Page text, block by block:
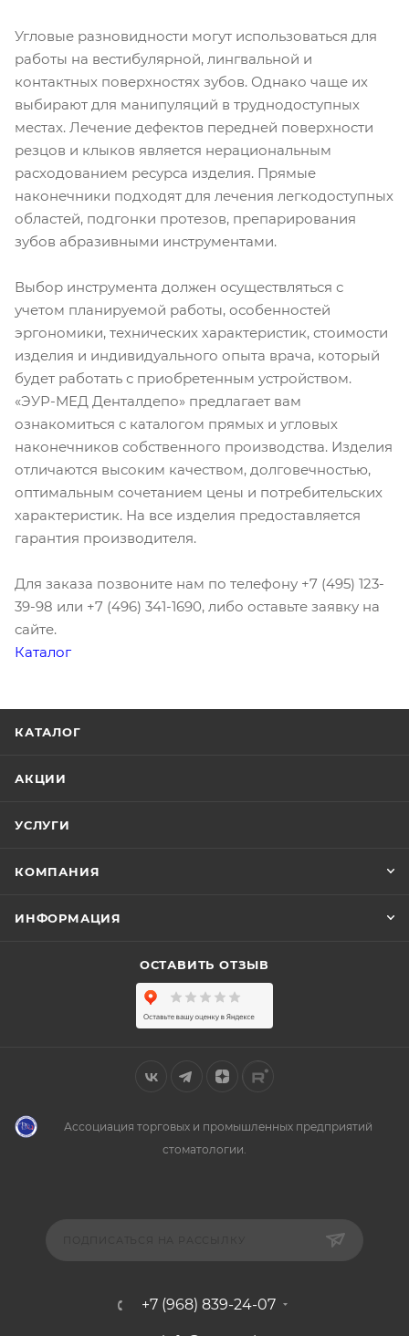
Угловые разновидности могут использоваться для
работы на вестибулярной, лингвальной и
контактных поверхностях зубов. Однако чаще их
выбирают для манипуляций в труднодоступных
местах. Лечение дефектов передней поверхности
резцов и клыков является нерациональным
расходованием ресурса изделия. Прямые
наконечники подходят для лечения легкодоступных
областей, подгонки протезов, препарирования
зубов абразивными инструментами.
Выбор инструмента должен осуществляться с
учетом планируемой работы, особенностей
эргономики, технических характеристик, стоимости
изделия и индивидуального опыта врача, который
будет работать с приобретенным устройством.
«ЭУР-МЕД Денталдепо» предлагает вам
ознакомиться с каталогом прямых и угловых
наконечников собственного производства. Изделия
отличаются высоким качеством, долговечностью,
оптимальным сочетанием цены и потребительских
характеристик. На все изделия предоставляется
гарантия производителя.
Для заказа позвоните нам по телефону +7 (495) 123-
39-98 или +7 (496) 341-1690, либо оставьте заявку на
сайте.
Каталог
КАТАЛОГ
АКЦИИ
УСЛУГИ
КОМПАНИЯ
ИНФОРМАЦИЯ
ОСТАВИТЬ ОТЗЫВ
Ассоциация торговых и промышленных предприятий
стоматологии.
+7 (968) 839-24-07